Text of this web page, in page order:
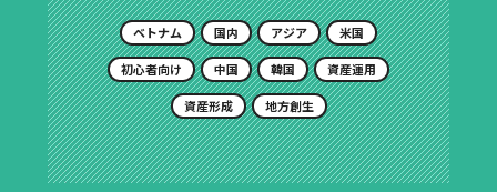
ベトナム 国内 アジア 米国
初心者向け 中国 韓国 資産運用
資産形成 地方創生